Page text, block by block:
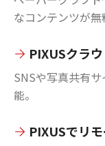
なコンテンツが無
PIXUSクラ
SNSや写真共有
能。
PIXUSでリ